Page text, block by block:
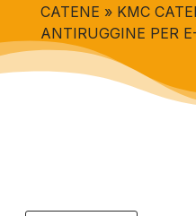
CATENE » KMC
ANTIRUGGINE PER